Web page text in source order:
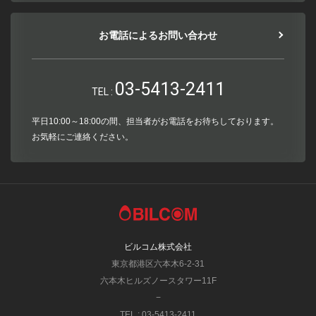
お電話によるお問い合わせ
TEL : 03-5413-2411
平日10:00～18:00の間、担当者がお電話をお待ちしております。
お気軽にご連絡ください。
ビルコム株式会社
東京都港区六本木6-2-31
六本木ヒルズノースタワー11F
−